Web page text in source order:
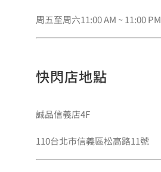
周五至周六11:00 AM ~ 11:00 PM
快閃店地點
誠品信義店4F
110台北市信義區松高路11號